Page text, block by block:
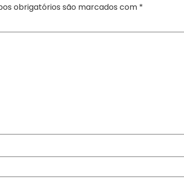
obrigatórios são marcados com *